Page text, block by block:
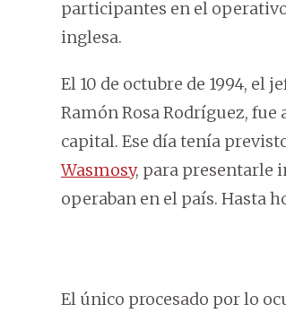
participantes en el
inglesa.
El 10 de octubre de 1994, el
Ramón Rosa Rodríguez,
capital. Ese día tenía
Wasmosy, para presentarle
operaban en el país. Hasta
El único procesado por lo